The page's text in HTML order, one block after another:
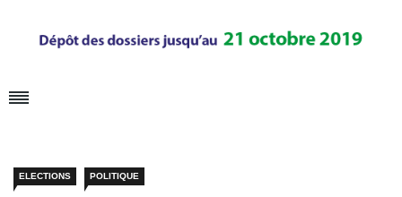
ELECTIONS POLITIQUE